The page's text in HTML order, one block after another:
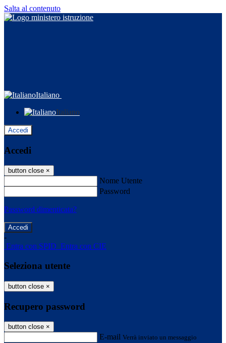
Salta al contenuto
Italiano
Italiano
Accedi
Accedi
button close ×
Nome Utente
Password
Password dimenticata?
-
Entra con SPID Entra con CIE
Seleziona utente
button close ×
Recupero password
button close ×
E-mail Verrà inviato un messaggio